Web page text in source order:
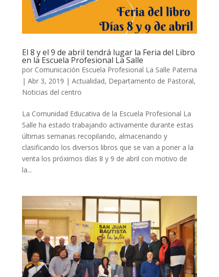
El 8 y el 9 de abril tendrá lugar la Feria del Libro
en la Escuela Profesional La Salle
por Comunicación Escuela Profesional La Salle Paterna
| Abr 3, 2019 | Actualidad, Departamento de Pastoral,
Noticias del centro
La Comunidad Educativa de la Escuela Profesional La
Salle ha estado trabajando activamente durante estas
últimas semanas recopilando, almacenando y
clasificando los diversos libros que se van a poner a la
venta los próximos días 8 y 9 de abril con motivo de
la...